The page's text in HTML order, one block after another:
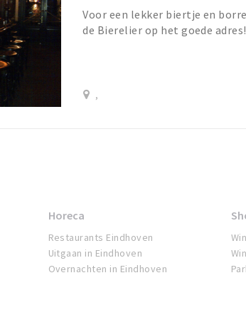
Voor een lekker biertje en
de Bierelier op het goede adres!
,
Horeca
Restaurants Eindhoven
Uitgaan in Eindhoven
Overnachten in Eindhoven